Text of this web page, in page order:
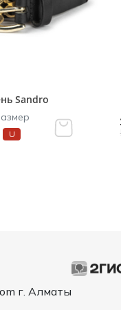
Sandro
U
г. Алматы